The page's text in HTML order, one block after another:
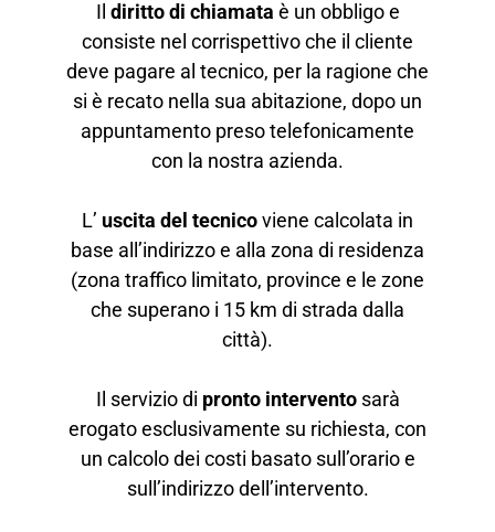
Il diritto di chiamata è un obbligo e
consiste nel corrispettivo che il cliente
deve pagare al tecnico, per la ragione che
si è recato nella sua abitazione, dopo un
appuntamento preso telefonicamente
con la nostra azienda.
L’ uscita del tecnicoviene calcolata in
base all’indirizzo e alla zona di residenza
(zona traffico limitato, province e le zone
che superano i 15 km di strada dalla
città).
Il servizio di pronto interventosarà
erogato esclusivamente su richiesta, con
un calcolo dei costi basato sull’orario e
sull’indirizzo dell’intervento.